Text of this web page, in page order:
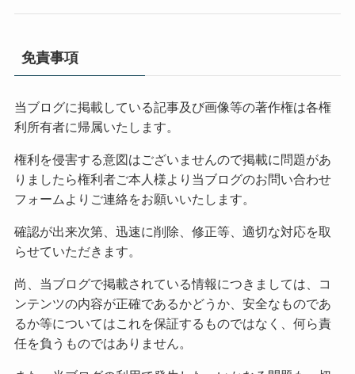
免責事項
当ブログに掲載している記事及び画像等の著作権は各権
利所有者に帰属いたします。
権利を侵害する意図はございませんので掲載に問題があ
りましたら権利者ご本人様より当ブログのお問い合わせ
フォームよりご連絡をお願いいたします。
確認が出来次第、迅速に削除、修正等、適切な対応を取
らせていただきます。
尚、当ブログで掲載されている情報につきましては、コ
ンテンツの内容が正確であるかどうか、安全なものであ
るか等についてはこれを保証するものではなく、何ら責
任を負うものではありません。